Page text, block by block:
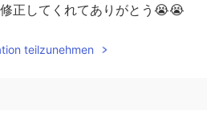
修正してくれてありがとう😭😭
teilzunehmen